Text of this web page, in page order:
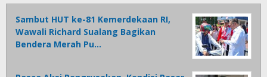
Sambut HUT ke-81 Kemerdekaan RI,
Wawali Richard Sualang Bagikan
Bendera Merah Pu…